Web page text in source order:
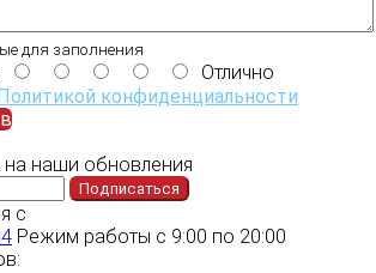
для заполнения
Отлично
Политикой конфиденциальности
на наши обновления
Подписаться
с
Режим работы с 9:00 по 20:00